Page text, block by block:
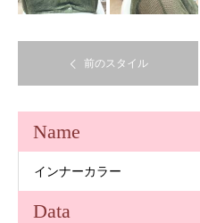
前のスタイル
Name
インナーカラー
Data